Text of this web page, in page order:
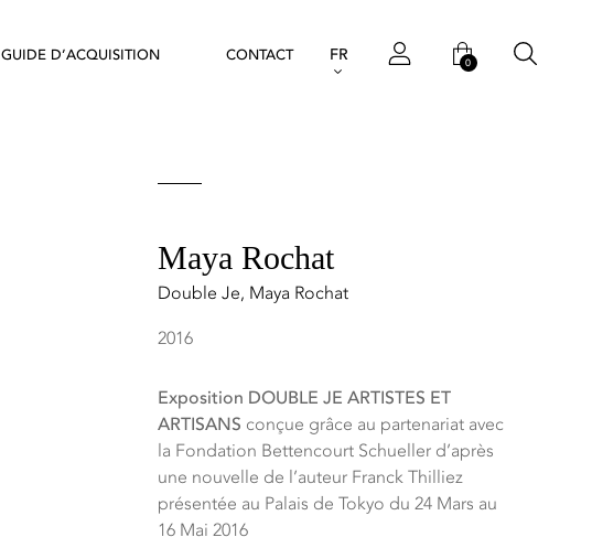
GUIDE D’ACQUISITION CONTACT FR 0
Maya Rochat
Double Je, Maya Rochat
2016
Exposition DOUBLE JE ARTISTES ET
ARTISANS conçue grâce au partenariat avec
la Fondation Bettencourt Schueller d’après
une nouvelle de l’auteur Franck Thilliez
présentée au Palais de Tokyo du 24 Mars au
16 Mai 2016